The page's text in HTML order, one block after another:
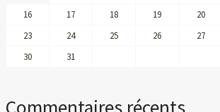
16
17 18 19 20
23
24 25 26 27
30
31